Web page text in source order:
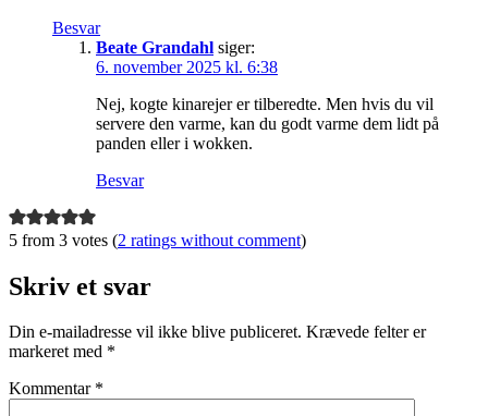
Besvar
Beate Grandahl siger:
6. november 2025 kl. 6:38
Nej, kogte kinarejer er tilberedte. Men hvis du vil
servere den varme, kan du godt varme dem lidt på
panden eller i wokken.
Besvar
5 from 3 votes (2 ratings without comment)
Skriv et svar
Din e-mailadresse vil ikke blive publiceret. Krævede felter er
markeret med *
Kommentar *